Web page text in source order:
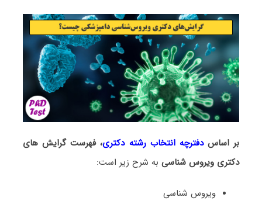
بر اساسدفترچه انتخاب رشته دکتری، فهرست گرایش های
دکتری وﻳﺮوس ﺷﻨﺎسی به شرح زیر است:
وﻳﺮوس ﺷﻨﺎسی